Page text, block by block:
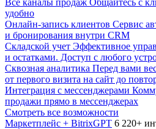
Все каналы продаж Общайтесь с
удобно
Онлайн-запись клиентов Сервис
и бронирования внутри CRM
Складской учет Эффективное
и остатками. Доступ с любого
Сквозная аналитика Перед вами
от первого визита на сайт до
Интеграция с мессенджерами
продажи прямо в мессенджерах
Смотреть все возможности
Маркетплейс + BitrixGPT 6 220+